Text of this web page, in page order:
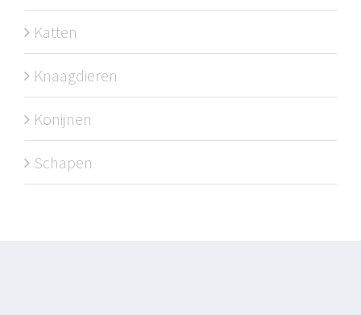
Katten
Knaagdieren
Konijnen
Schapen